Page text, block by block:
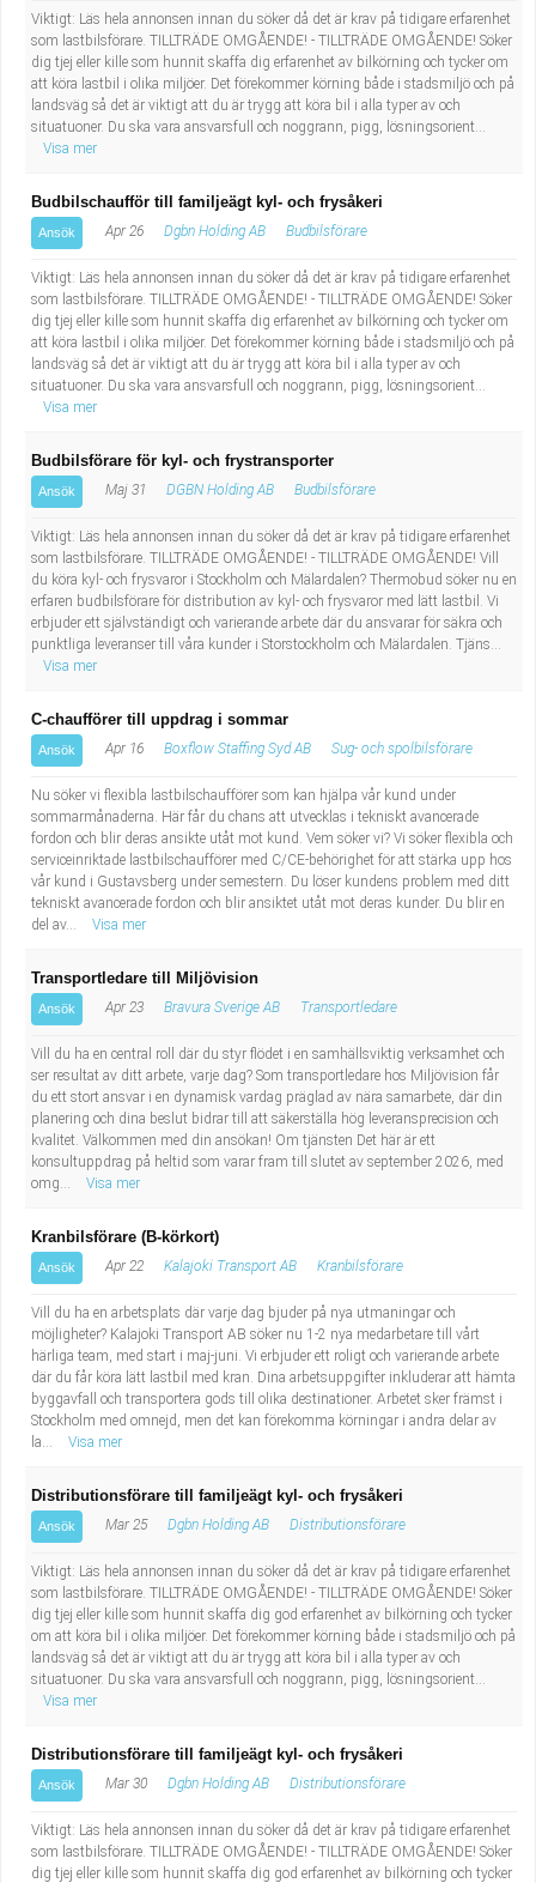
Sanering och renhållning
Socialt arbete
Tekniskt arbete
Transport
Lastbilsförare m.fl.
Fastighetsskötare
Informatör/Kommunikatör
Brevbärare
Sjuksköterska, grundutbildad
Kock, storhushåll
Undersköterska, vård- o specialavd. o mottagning
Bibliotekarie
Administrativ assistent
Lärare i gymnasiet
Viktigt: Läs hela annonsen innan du söker då det är krav på tidigare erfarenhet
som lastbilsförare. TILLTRÄDE OMGÅENDE! - TILLTRÄDE OMGÅENDE! Söker
dig tjej eller kille som hunnit skaffa dig erfarenhet av bilkörning och tycker om
att köra lastbil i olika miljöer. Det förekommer körning både i stadsmiljö och på
landsväg så det är viktigt att du är trygg att köra bil i alla typer av och
situatuoner. Du ska vara ansvarsfull och noggrann, pigg, lösningsorient...
Visa mer
Budbilschaufför till familjeägt kyl- och frysåkeri
Ansök Apr 26 Dgbn Holding AB Budbilsförare
Viktigt: Läs hela annonsen innan du söker då det är krav på tidigare erfarenhet
som lastbilsförare. TILLTRÄDE OMGÅENDE! - TILLTRÄDE OMGÅENDE! Söker
dig tjej eller kille som hunnit skaffa dig erfarenhet av bilkörning och tycker om
att köra lastbil i olika miljöer. Det förekommer körning både i stadsmiljö och på
landsväg så det är viktigt att du är trygg att köra bil i alla typer av och
situatuoner. Du ska vara ansvarsfull och noggrann, pigg, lösningsorient...
Visa mer
Budbilsförare för kyl- och frystransporter
Ansök Maj 31 DGBN Holding AB Budbilsförare
Viktigt: Läs hela annonsen innan du söker då det är krav på tidigare erfarenhet
som lastbilsförare. TILLTRÄDE OMGÅENDE! - TILLTRÄDE OMGÅENDE! Vill
du köra kyl- och frysvaror i Stockholm och Mälardalen? Thermobud söker nu en
erfaren budbilsförare för distribution av kyl- och frysvaror med lätt lastbil. Vi
erbjuder ett självständigt och varierande arbete där du ansvarar för säkra och
punktliga leveranser till våra kunder i Storstockholm och Mälardalen. Tjäns...
Visa mer
C-chaufförer till uppdrag i sommar
Ansök Apr 16 Boxflow Staffing Syd AB Sug- och spolbilsförare
Nu söker vi flexibla lastbilschaufförer som kan hjälpa vår kund under
sommarmånaderna. Här får du chans att utvecklas i tekniskt avancerade
fordon och blir deras ansikte utåt mot kund. Vem söker vi? Vi söker flexibla och
serviceinriktade lastbilschaufförer med C/CE-behörighet för att stärka upp hos
vår kund i Gustavsberg under semestern. Du löser kundens problem med ditt
tekniskt avancerade fordon och blir ansiktet utåt mot deras kunder. Du blir en
del av...
Visa mer
Transportledare till Miljövision
Ansök Apr 23 Bravura Sverige AB Transportledare
Vill du ha en central roll där du styr flödet i en samhällsviktig verksamhet och
ser resultat av ditt arbete, varje dag? Som transportledare hos Miljövision får
du ett stort ansvar i en dynamisk vardag präglad av nära samarbete, där din
planering och dina beslut bidrar till att säkerställa hög leveransprecision och
kvalitet. Välkommen med din ansökan! Om tjänsten Det här är ett
konsultuppdrag på heltid som varar fram till slutet av september 2026, med
omg...
Visa mer
Kranbilsförare (B-körkort)
Ansök Apr 22 Kalajoki Transport AB Kranbilsförare
Vill du ha en arbetsplats där varje dag bjuder på nya utmaningar och
möjligheter? Kalajoki Transport AB söker nu 1-2 nya medarbetare till vårt
härliga team, med start i maj-juni. Vi erbjuder ett roligt och varierande arbete
där du får köra lätt lastbil med kran. Dina arbetsuppgifter inkluderar att hämta
byggavfall och transportera gods till olika destinationer. Arbetet sker främst i
Stockholm med omnejd, men det kan förekomma körningar i andra delar av
la...
Visa mer
Distributionsförare till familjeägt kyl- och frysåkeri
Ansök Mar 25 Dgbn Holding AB Distributionsförare
Viktigt: Läs hela annonsen innan du söker då det är krav på tidigare erfarenhet
som lastbilsförare. TILLTRÄDE OMGÅENDE! - TILLTRÄDE OMGÅENDE! Söker
dig tjej eller kille som hunnit skaffa dig god erfarenhet av bilkörning och tycker
om att köra bil i olika miljöer. Det förekommer körning både i stadsmiljö och på
landsväg så det är viktigt att du är trygg att köra bil i alla typer av och
situatuoner. Du ska vara ansvarsfull och noggrann, pigg, lösningsorient...
Visa mer
Distributionsförare till familjeägt kyl- och frysåkeri
Ansök Mar 30 Dgbn Holding AB Distributionsförare
Viktigt: Läs hela annonsen innan du söker då det är krav på tidigare erfarenhet
som lastbilsförare. TILLTRÄDE OMGÅENDE! - TILLTRÄDE OMGÅENDE! Söker
dig tjej eller kille som hunnit skaffa dig god erfarenhet av bilkörning och tycker